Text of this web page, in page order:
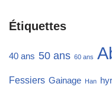
Étiquettes
40 ans 50 ans 60 ans
Fessiers Gainage Han